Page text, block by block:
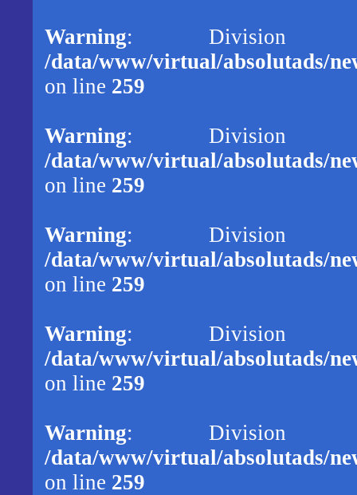
Warning: Division
/data/www/virtual/absolutads/
on line 259
Warning: Division
/data/www/virtual/absolutads/
on line 259
Warning: Division
/data/www/virtual/absolutads/
on line 259
Warning: Division
/data/www/virtual/absolutads/
on line 259
Warning: Division
/data/www/virtual/absolutads/
on line 259